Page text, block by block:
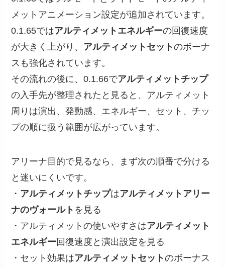
メットアニメーション設定が追加されています。
0.1.65ではアルティメットエネルギーの回復速度
が大きく上がり、 アルティメットセットのボーナ
スも強化されています。
その流れの後に、0.1.66でアルティメットチップ
の入手先が整理されたと見ると、アルティメット
周りは演出、発動感、エネルギー、セット、チッ
プの順に扱う範囲が広がっています。
アリーナ目的で見るなら、まず次の順番で分ける
と迷いにくいです。
・ アルティメットチップはアルティメットアリー
ナのヴォールト を見る
・アルティメットの使いやすさはアルティメット
エネルギー 回復速度と演出設定を見る
・セット効果はアルティメットセットのボーナス